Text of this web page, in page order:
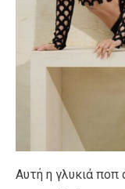
Αυτή η γλυκιά ποπ